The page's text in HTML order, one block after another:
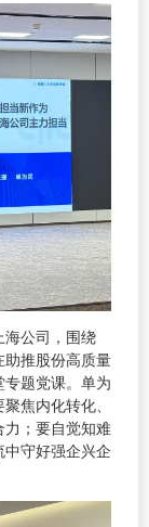
公司，围绕
助推股份高质量
专题党课。单为
焦内化转化、
力；要自觉知难
守好强企兴企